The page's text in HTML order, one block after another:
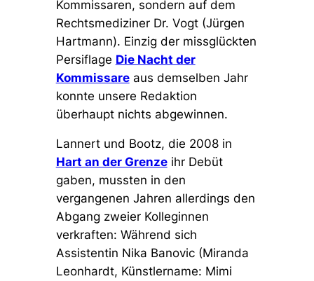
Kommissaren, sondern auf dem
Rechtsmediziner Dr. Vogt (Jürgen
Hartmann). Einzig der missglückten
Persiflage Die Nacht der
Kommissareaus demselben Jahr
konnte unsere Redaktion
überhaupt nichts abgewinnen.
Lannert und Bootz, die 2008 in
Hart an der Grenzeihr Debüt
gaben, mussten in den
vergangenen Jahren allerdings den
Abgang zweier Kolleginnen
verkraften: Während sich
Assistentin Nika Banovic (Miranda
Leonhardt, Künstlername: Mimi